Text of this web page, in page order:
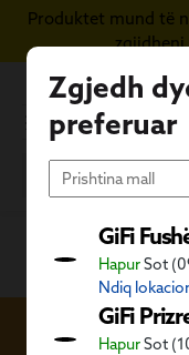
Kapërce te përmbajtja
Produktet mund të
Zgjedh
preferuar
GiFi
HapurSot
Ndiq
GiFi
HapurSot